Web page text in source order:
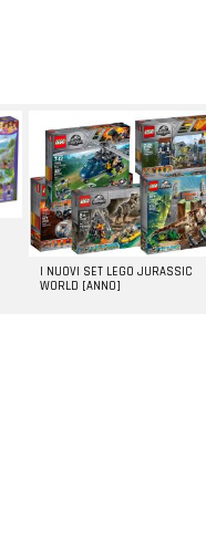
I NUOVI SET LEGO JURASSIC
WORLD [ANNO]